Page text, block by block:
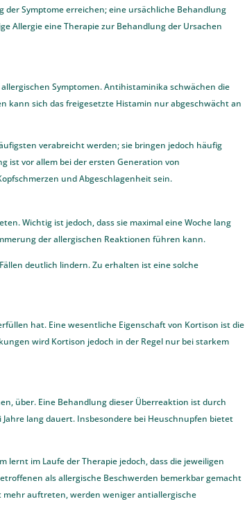
der Symptome erreichen; eine ursächliche Behandlung
Allergie eine Therapie zur Behandlung der Ursachen
Symptomen. Antihistaminika schwächen die
kann sich das freigesetzte Histamin nur abgeschwächt an
verabreicht werden; sie bringen jedoch häufig
ist vor allem bei der ersten Generation von
und Abgeschlagenheit sein.
Wichtig ist jedoch, dass sie maximal eine Woche lang
der allergischen Reaktionen führen kann.
deutlich lindern. Zu erhalten ist eine solche
hat. Eine wesentliche Eigenschaft von Kortison ist die
wird Kortison jedoch in der Regel nur bei starkem
über. Eine Behandlung dieser Überreaktion ist durch
lang dauert. Insbesondere bei Heuschnupfen bietet
im Laufe der Therapie jedoch, dass die jeweiligen
als allergische Beschwerden bemerkbar gemacht
mehr auftreten, werden weniger antiallergische